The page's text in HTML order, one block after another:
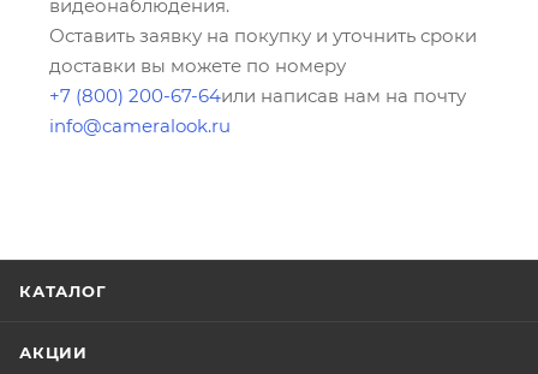
видеонаблюдения.
Оставить заявку на покупку и уточнить сроки
доставки вы можете по номеру
+7 (800) 200-67-64или написав нам на почту
info@cameralook.ru
КАТАЛОГ
АКЦИИ